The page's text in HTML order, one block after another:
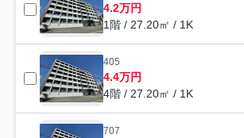
4.2万円
1階 / 27.20㎡ / 1K
405
4.4万円
4階 / 27.20㎡ / 1K
707